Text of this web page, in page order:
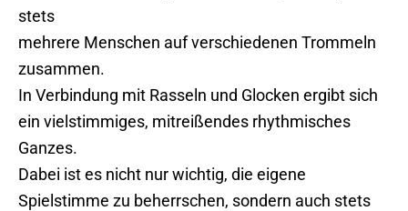
stets
mehrere Menschen auf verschiedenen Trommeln
zusammen.
In Verbindung mit Rasseln und Glocken ergibt sich
ein vielstimmiges, mitreißendes rhythmisches
Ganzes.
Dabei ist es nicht nur wichtig, die eigene
Spielstimme zu beherrschen, sondern auch stets